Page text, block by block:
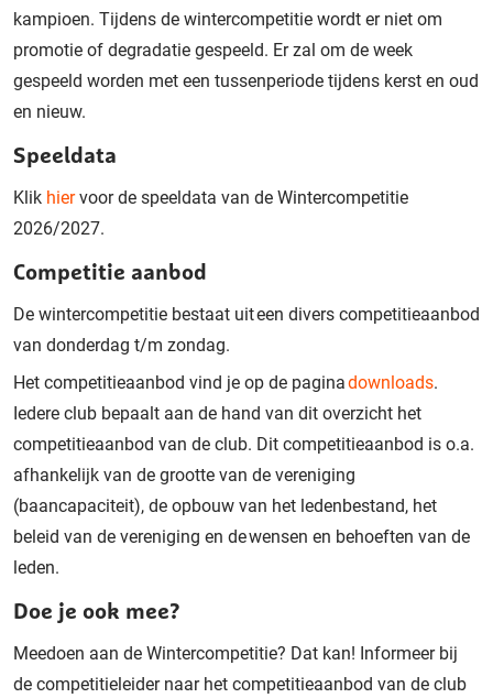
kampioen. Tijdens de wintercompetitie wordt er niet om
promotie of degradatie gespeeld. Er zal om de week
gespeeld worden met een tussenperiode tijdens kerst en oud
en nieuw.
Speeldata
Klik hiervoor de speeldata van de Wintercompetitie
2026/2027.
Competitie aanbod
De wintercompetitie bestaat uit een divers competitieaanbod
van donderdag t/m zondag.
Het competitieaanbod vind je op de paginadownloads.
Iedere club bepaalt aan de hand van dit overzicht het
competitieaanbod van de club. Dit competitieaanbod is o.a.
afhankelijk van de grootte van de vereniging
(baancapaciteit), de opbouw van het ledenbestand, het
beleid van de vereniging en de wensen en behoeften van de
leden.
Doe je ook mee?
Meedoen aan de Wintercompetitie? Dat kan! Informeer bij
de competitieleider naar het competitieaanbod van de club